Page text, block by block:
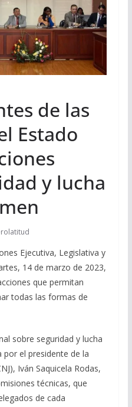
de las
Estado
y lucha
Ejecutiva, Legislativa y
14 de marzo de 2023,
que permitan
todas las formas de
sobre seguridad y lucha
el presidente de la
Iván Saquicela Rodas,
técnicas, que
de cada